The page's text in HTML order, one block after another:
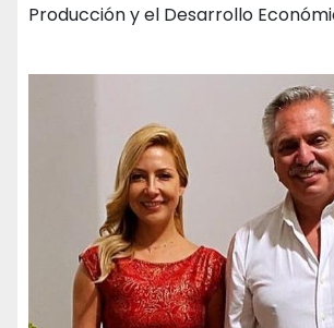
Producción y el Desarrollo